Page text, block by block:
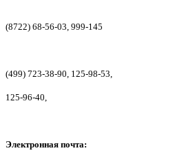
(8722) 68-56-03, 999-145
(499) 723-38-90, 125-98-53,
125-96-40,
Электронная почта: